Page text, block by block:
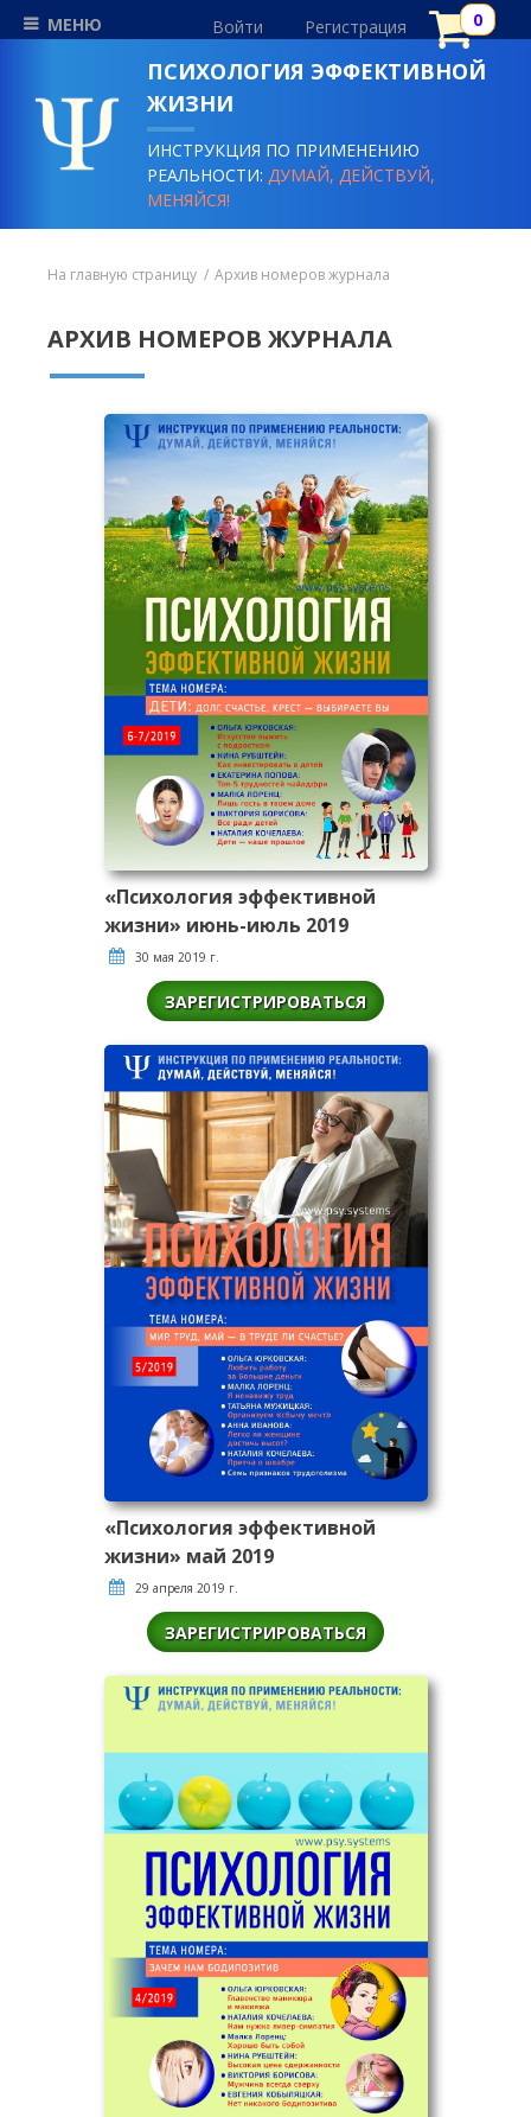
МЕНЮ Войти Регистрация
ПСИХОЛОГИЯ ЭФФЕКТИВНОЙ
ЖИЗНИ
ИНСТРУКЦИЯ ПО ПРИМЕНЕНИЮ
РЕАЛЬНОСТИ:ДУМАЙ, ДЕЙСТВУЙ,
МЕНЯЙСЯ!
На главную страницу Архив номеров журнала
АРХИВ НОМЕРОВ ЖУРНАЛА
«Психология эффективной
жизни» июнь-июль 2019
30 мая 2019 г.
ЗАРЕГИСТРИРОВАТЬСЯ
«Психология эффективной
жизни» май 2019
29 апреля 2019 г.
ЗАРЕГИСТРИРОВАТЬСЯ